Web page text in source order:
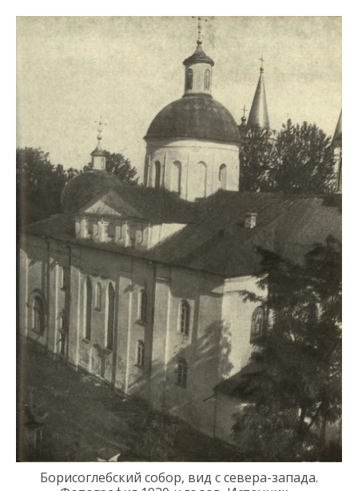
Борисоглебский собор, вид с севера-запада.